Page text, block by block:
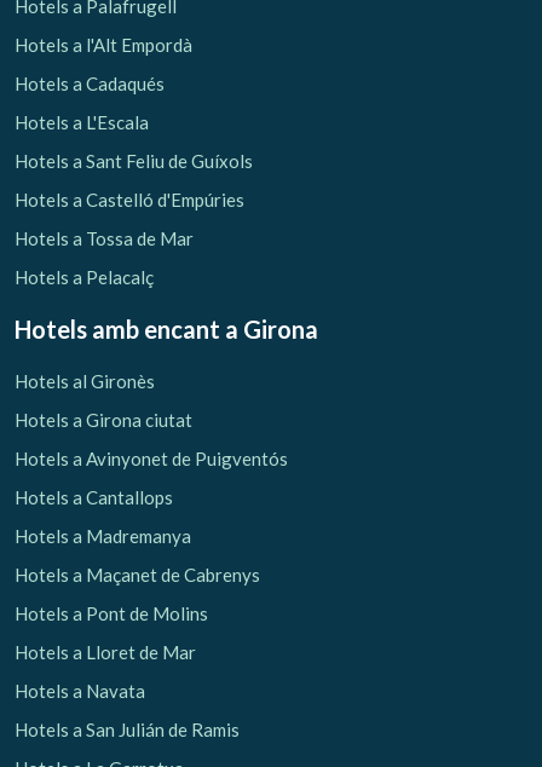
Hotels a Palafrugell
Hotels a l'Alt Empordà
Hotels a Cadaqués
Hotels a L'Escala
Hotels a Sant Feliu de Guíxols
Hotels a Castelló d'Empúries
Hotels a Tossa de Mar
Hotels a Pelacalç
Hotels amb encant a Girona
Hotels al Gironès
Hotels a Girona ciutat
Hotels a Avinyonet de Puigventós
Hotels a Cantallops
Hotels a Madremanya
Hotels a Maçanet de Cabrenys
Hotels a Pont de Molins
Hotels a Lloret de Mar
Hotels a Navata
Hotels a San Julián de Ramis
Aquestes cookies són utilitzades per emmagatzemar
informació sobre les preferències i les eleccions personals
de l'usuari a través de l'observació continuada dels seus
hàbits de navegació. Gràcies a elles, podem conèixer els
hàbits de navegació al lloc web i mostrar publicitat